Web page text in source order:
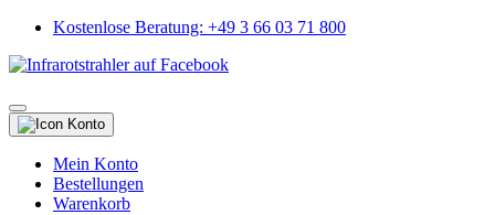
Kostenlose Beratung: +49 3 66 03 71 800
Mein Konto
Bestellungen
Warenkorb